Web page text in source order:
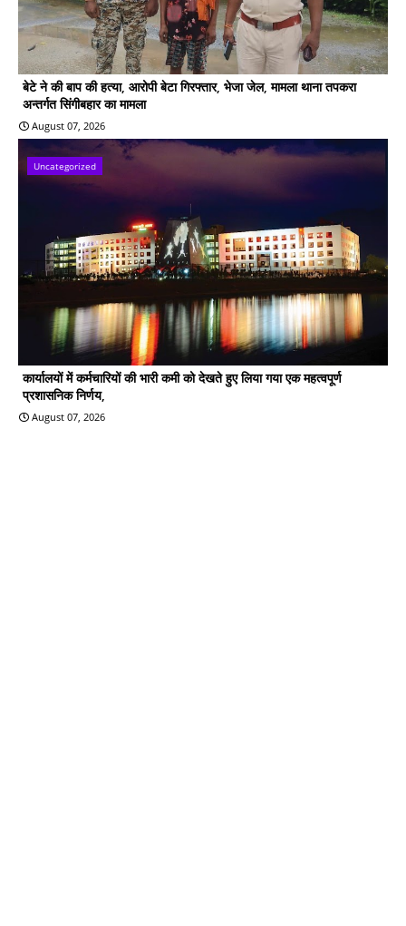
बेटे ने की बाप की हत्या, आरोपी बेटा गिरफ्तार, भेजा जेल, मामला थाना तपकरा
अन्तर्गत सिंगीबहार का मामला
August 07, 2026
Uncategorized
कार्यालयों में कर्मचारियों की भारी कमी को देखते हुए लिया गया एक महत्वपूर्ण
प्रशासनिक निर्णय,
August 07, 2026